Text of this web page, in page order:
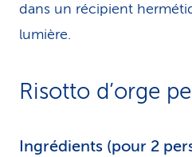
dans un récipient
lumière.
Risotto d’orge
Ingrédients (pour 2